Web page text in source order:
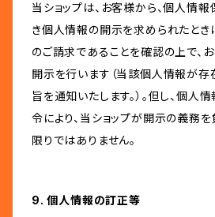
当ショップは、お客様から、個人情
き個人情報の開示を求められたとき
のご請求であることを確認の上で、
開示を行います（当該個人情報が存
旨を通知いたします。）。但し、個人
令により、当ショップが開示の義務
限りではありません。
9. 個人情報の訂正等